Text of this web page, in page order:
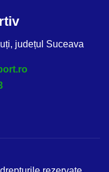
județul Suceava